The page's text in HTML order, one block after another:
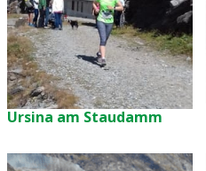
Ursina am Staudamm